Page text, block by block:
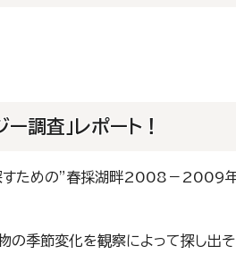
調査」レポート！
ための”春採湖畔2008－2009年
の季節変化を観察によって探し出そ